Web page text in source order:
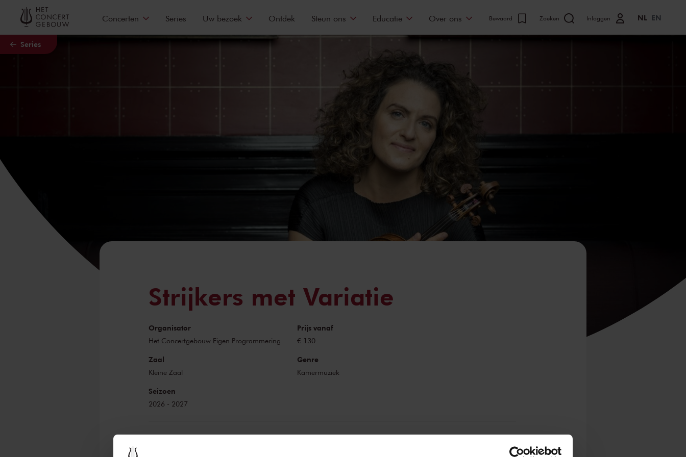
Naar hoofdcontent
Series
Concerten Series Uw bezoek Ontdek Steun ons Educatie Over ons Bewaard Zoeken Inloggen NL EN
Strijkers met Variatie
Organisator
Het Concertgebouw Eigen Programmering
Prijs vanaf
€ 130
Zaal
Kleine Zaal
Genre
Kamermuziek
Seizoen
2026 - 2027